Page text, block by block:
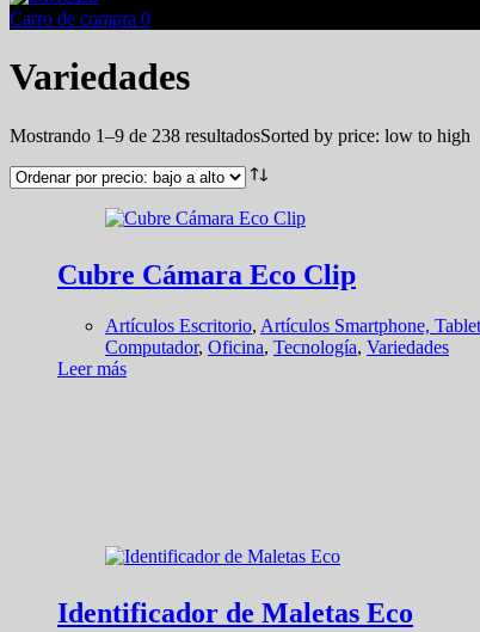
Carro de compra 0
Variedades
Mostrando 1–9 de 238 resultadosSorted by price: low to high
Cubre Cámara Eco Clip
Artículos Escritorio, Artículos Smartphone,
Computador, Oficina, Tecnología, Variedades
Leer más
Identificador de Maletas Eco